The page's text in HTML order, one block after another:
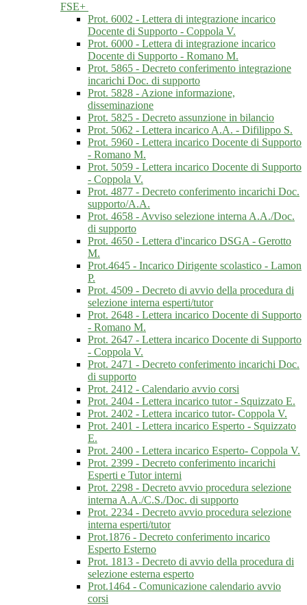
FSE+
Prot. 6002 - Lettera di integrazione incarico
Docente di Supporto - Coppola V.
Prot. 6000 - Lettera di integrazione incarico
Docente di Supporto - Romano M.
Prot. 5865 - Decreto conferimento integrazione
incarichi Doc. di supporto
Prot. 5828 - Azione informazione,
disseminazione
Prot. 5825 - Decreto assunzione in bilancio
Prot. 5062 - Lettera incarico A.A. - Difilippo S.
Prot. 5960 - Lettera incarico Docente di Supporto
- Romano M.
Prot. 5059 - Lettera incarico Docente di Supporto
- Coppola V.
Prot. 4877 - Decreto conferimento incarichi Doc.
supporto/A.A.
Prot. 4658 - Avviso selezione interna A.A./Doc.
di supporto
Prot. 4650 - Lettera d'incarico DSGA - Gerotto
M.
Prot.4645 - Incarico Dirigente scolastico - Lamon
P.
Prot. 4509 - Decreto di avvio della procedura di
selezione interna esperti/tutor
Prot. 2648 - Lettera incarico Docente di Supporto
- Romano M.
Prot. 2647 - Lettera incarico Docente di Supporto
- Coppola V.
Prot. 2471 - Decreto conferimento incarichi Doc.
di supporto
Prot. 2412 - Calendario avvio corsi
Prot. 2404 - Lettera incarico tutor - Squizzato E.
Prot. 2402 - Lettera incarico tutor- Coppola V.
Prot. 2401 - Lettera incarico Esperto - Squizzato
E.
Prot. 2400 - Lettera incarico Esperto- Coppola V.
Prot. 2399 - Decreto conferimento incarichi
Esperti e Tutor interni
Prot. 2298 - Decreto avvio procedura selezione
interna A.A./C.S./Doc. di supporto
Prot. 2234 - Decreto avvio procedura selezione
interna esperti/tutor
Prot.1876 - Decreto conferimento incarico
Esperto Esterno
Prot. 1813 - Decreto di avvio della procedura di
selezione esterna esperto
Prot.1464 - Comunicazione calendario avvio
corsi